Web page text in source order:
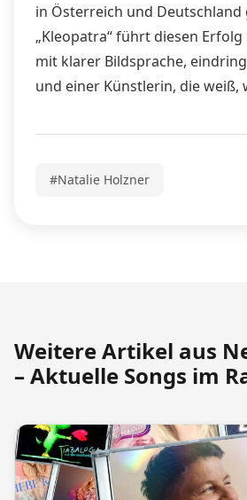
in Österreich und Deutschland
„Kleopatra“ führt diesen
mit klarer Bildsprache,
und einer Künstlerin, die weiß,
#Natalie Holzner
Weitere Artikel aus
– Aktuelle Songs im